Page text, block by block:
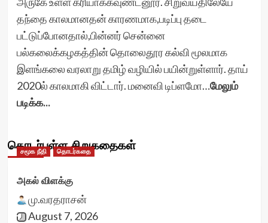
தந்தை காலமானதன் காரணமாக,படிப்பு தடை
பட்டுப்போனதால்,பின்னர் சென்னை
பல்கலைக்கழகத்தின் தொலைதூர கல்வி மூலமாக
இளங்கலை வரலாறு தமிழ் வழியில் பயின்றுள்ளார். தாய்
2020ல் காலமாகி விட்டார். மனைவி டிப்ளமோ…மேலும்
படிக்க...
தொடர்புள்ள சிறுகதைகள்
சமூக நீதி தொடர்கதை
அகல் விளக்கு
மு.வரதராசன்
August 7, 2026